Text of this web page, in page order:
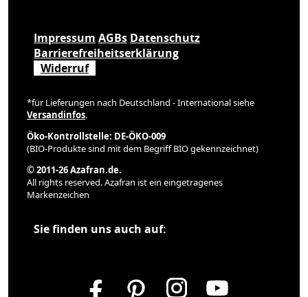
Impressum AGBs Datenschutz
Barrierefreiheitserklärung
Widerruf
*für Lieferungen nach Deutschland - International siehe
Versandinfos.
Öko-Kontrollstelle: DE-ÖKO-009
(BIO-Produkte sind mit dem Begriff BIO gekennzeichnet)
© 2011-26 Azafran.de.
All rights reserved. Azafran ist ein eingetragenes
Markenzeichen
Sie finden uns auch auf: